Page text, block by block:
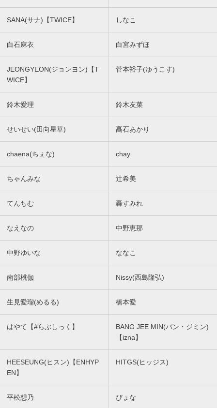
SANA(サナ)【TWICE】 しなこ
白石麻衣 白宮みずほ
JEONGYEON(ジョンヨン)【T
WICE】
菅本裕子(ゆうこす)
鈴木愛理 鈴木友菜
せいせい(田向星華) 髙石あかり
chaena(ちぇな) chay
ちゃんみな 辻希美
てんちむ 轟すみれ
なえなの 中野恵那
中野ゆいな ななこ
南部桃伽 Nissy(西島隆弘)
生見愛瑠(めるる) 橋本愛
はやて【#らぶしっく】
BANG JEE MIN(バン・ジミン)
【izna】
HEESEUNG(ヒスン)【ENHYP
EN】
HITGS(ヒッジス)
平松想乃 ぴょな